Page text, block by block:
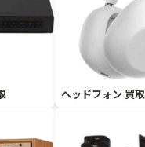
ヘッドフォン 買取